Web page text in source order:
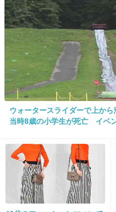
33. 匿名 2019/10/24(木) 17:13:43
＞熱愛をスクープした
衆」
発端の記事はこれか
ドラマの放送直前に半
ミング狙って出したん
木村拓哉には報告済？キスマイ
「実業家令嬢モデル」と半同棲
衆 | (2/2)
taishu.jp
元ＳＭＡＰの木村拓哉（４６）が主
ラマ『グランメゾン東京』が、１０
マで、木村は型破りなフランス料理シ
ウォータースライダーで上から
当時8歳の小学生が死亡 イベ
「減給」の懲戒処分 児童の
できない」 島根県邑南町